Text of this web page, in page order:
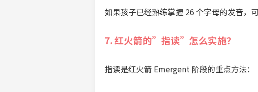
如果孩子已经熟练掌握 26 个字母的发音，
7. 红火箭的”指读”怎么实施？
指读是红火箭 Emergent 阶段的重点方法：